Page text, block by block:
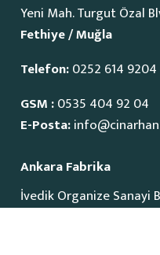
Yeni Mah. Turgut Özal
Fethiye / Muğla
Telefon:0252 614 9204
GSM :0535 404 92 04
E-Posta:
Ankara Fabrika
İvedik Organize Sanayi